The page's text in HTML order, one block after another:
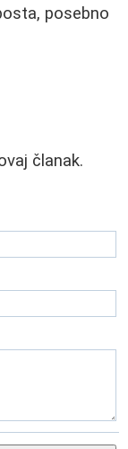
posebno
članak.